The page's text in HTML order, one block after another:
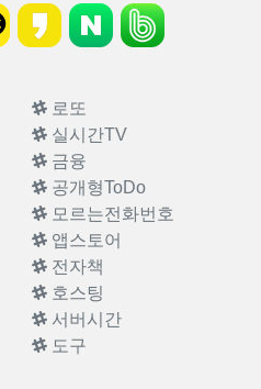
로또
실시간TV
금융
공개형ToDo
모르는전화번호
앱스토어
전자책
호스팅
서버시간
도구